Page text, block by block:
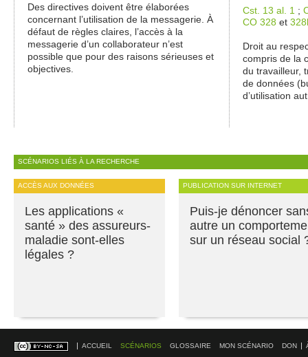
Des directives doivent être élaborées
concernant l’utilisation de la messagerie. À
défaut de règles claires, l’accès à la
messagerie d’un collaborateur n’est
possible que pour des raisons sérieuses et
objectives.
Cst. 13 al. 1 ;
CO 328 et
Droit au
compris de la
du travailleur,
de données
d’utilisation
SCÉNARIOS LIÉS À LA RECHERCHE
ACCÈS AUX DONNÉES
Les applications «
santé » des assureurs-
maladie sont-elles
légales ?
PUBLICATION SUR INTERNET
Puis-je dénoncer
autre un
sur un réseau social
ACCUEIL SCÉNARIOS GLOSSAIRE MON SCÉNARIO DON